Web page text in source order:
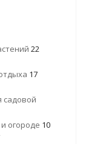
22
17
садовой
огороде 10